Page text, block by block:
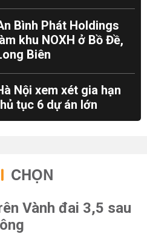
Bình Phát Holdings
khu NOXH ở Bồ Đề,
Biên
Nội xem xét gia hạn
tục 6 dự án lớn
CHỌN
Vành đai 3,5 sau